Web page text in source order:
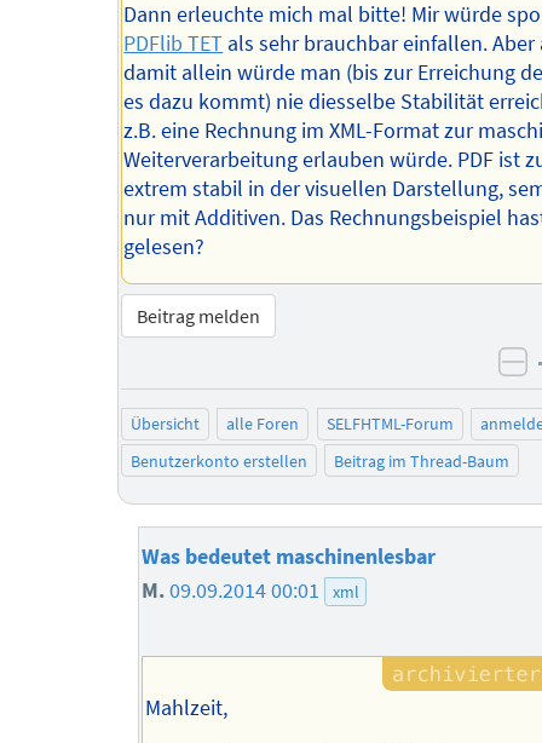
Dann erleuchte mich mal bitte! Mir würde
PDFlib TET als sehr brauchbar einfallen. Aber
damit allein würde man (bis zur Erreichung
es dazu kommt) nie diesselbe Stabilität
z.B. eine Rechnung im XML-Format zur
Weiterverarbeitung erlauben würde. PDF ist
extrem stabil in der visuellen Darstellung,
nur mit Additiven. Das Rechnungsbeispiel
gelesen?
Beitrag melden
Übersicht alle Foren SELFHTML-Forum
Benutzerkonto erstellen
Beitrag im Thread-Baum
Was bedeutet maschinenlesbar
M.09.09.2014 00:01 xml
Mahlzeit,